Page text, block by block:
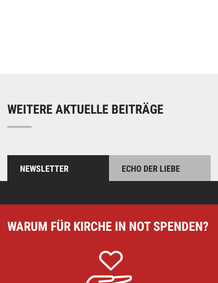
WEITERE AKTUELLE BEITRÄGE
NEWSLETTER ECHO DER LIEBE
WARUM FÜR KIRCHE IN NOT SPENDEN?